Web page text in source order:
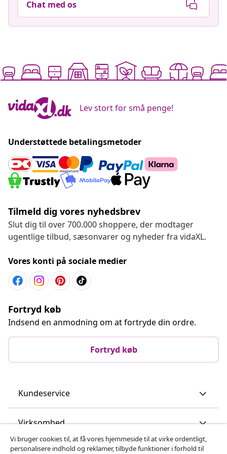
Chat med os
Lev stort for små penge!
Understøttede betalingsmetoder
Tilmeld dig vores nyhedsbrev
Slut dig til over 700.000 shoppere, der modtager
ugentlige tilbud, sæsonvarer og nyheder fra vidaXL.
Vores konti på sociale medier
Fortryd køb
Indsend en anmodning om at fortryde din ordre.
Fortryd køb
Kundeservice
Virksomhed
Vi bruger cookies til, at få vores hjemmeside til at virke ordentligt,
personalisere indhold og reklamer, tilbyde funktioner i forhold til